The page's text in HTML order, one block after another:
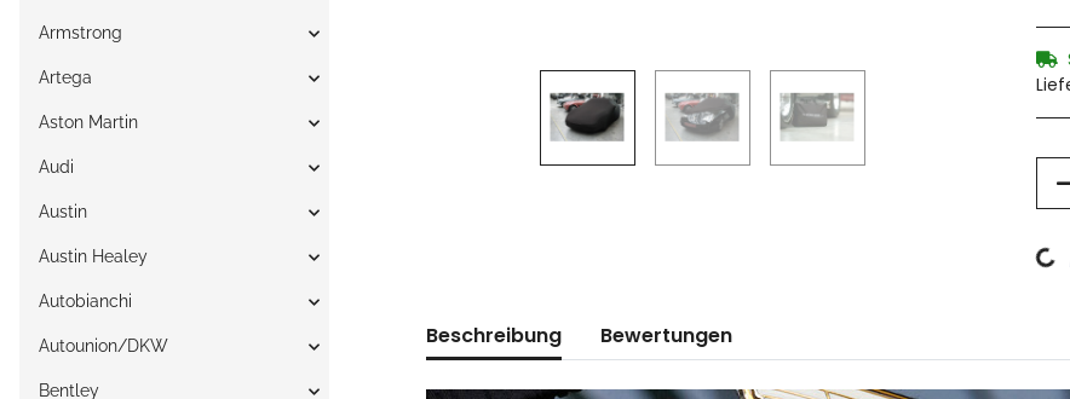
Loading...
Beschreibung Bewertungen
Armstrong
Artega
Aston Martin
Audi
Austin
Austin Healey
Autobianchi
Autounion/DKW
Bentley